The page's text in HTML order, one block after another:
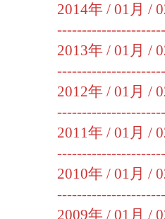
2014年 / 01月 /
2013年 / 01月 /
2012年 / 01月 /
2011年 / 01月 /
2010年 / 01月 /
2009年 / 01月 /